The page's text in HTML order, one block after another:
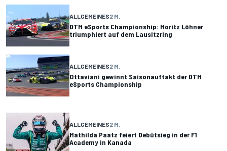
ALLGEMEINES2 M.
DTM eSports Championship: Moritz Löhner
triumphiert auf dem Lausitzring
ALLGEMEINES2 M.
Ottaviani gewinnt Saisonauftakt der DTM
eSports Championship
ALLGEMEINES2 M.
Mathilda Paatz feiert Debütsieg in der F1
Academy in Kanada